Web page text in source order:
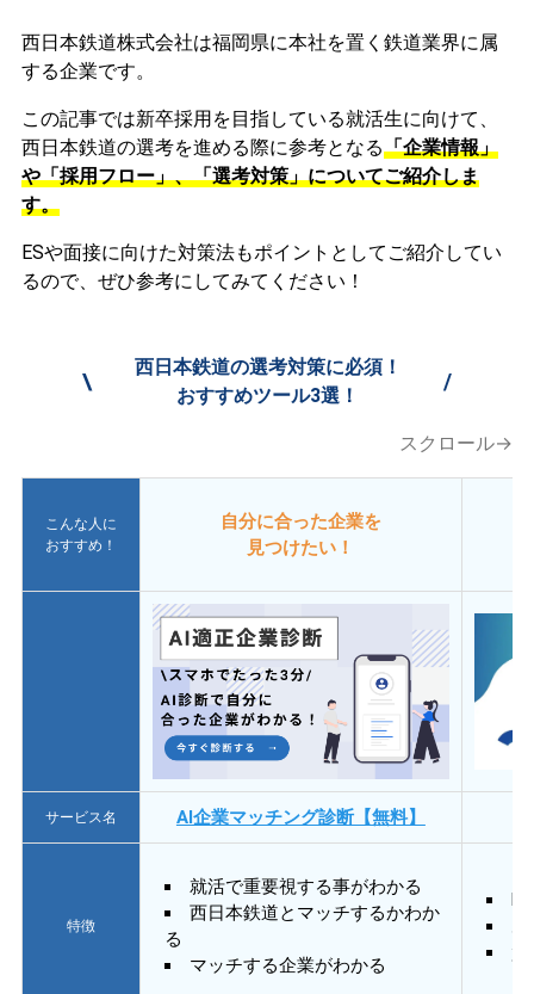
西日本鉄道株式会社は福岡県に本社を置く鉄道業界に属
する企業です。
この記事では新卒採用を目指している就活生に向けて、
西日本鉄道の選考を進める際に参考となる「企業情報」
や「採用フロー」、「選考対策」についてご紹介しま
す。
ESや面接に向けた対策法もポイントとしてご紹介してい
るので、ぜひ参考にしてみてください！
\
西日本鉄道の選考対策に必須！
おすすめツール3選！
/
スクロール→
こんな人に
おすすめ！
自分に合った企業を
見つけたい！
サービス名 AI企業マッチング診断【無料】
特徴
就活で重要視する事がわかる
西日本鉄道とマッチするかわか
る
マッチする企業がわかる
質